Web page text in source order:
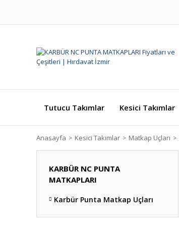
Tutucu Takımlar Kesici Takımlar
Anasayfa Kesici Takımlar Matkap Uçları
KARBÜR NC PUNTA
MATKAPLARI
Karbür Punta Matkap Uçları